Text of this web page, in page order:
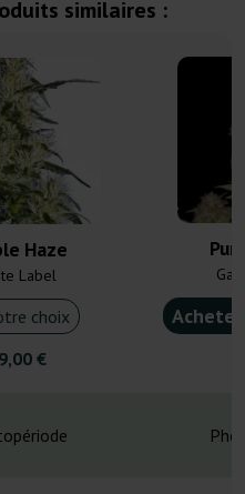
similaires :
Haze
Label
choix
€